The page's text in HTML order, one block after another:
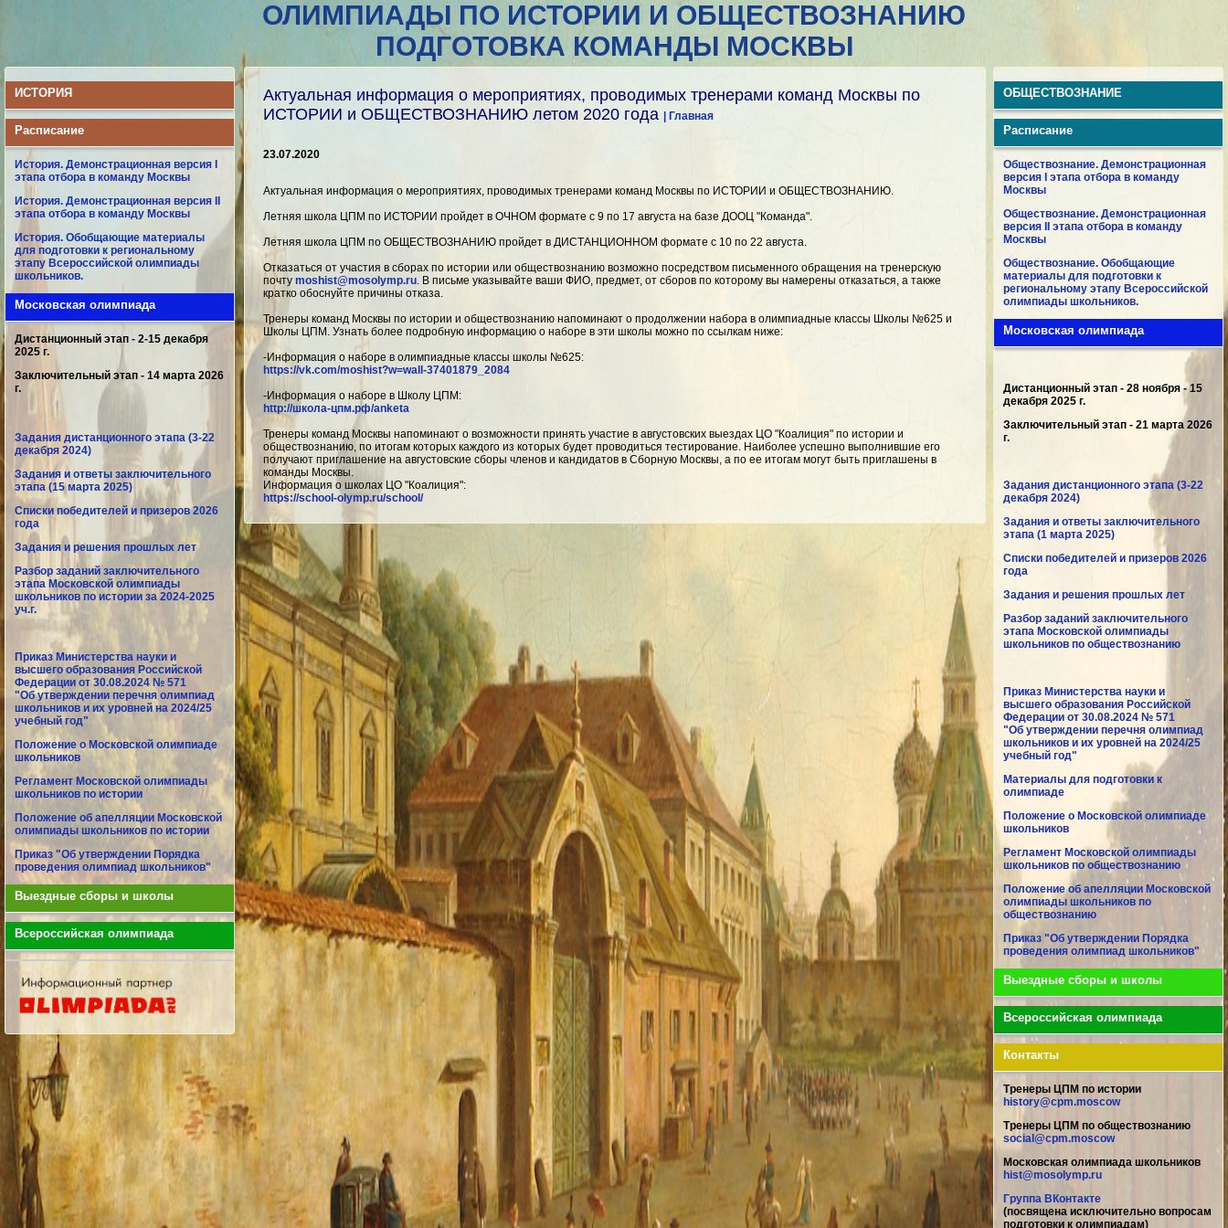
ОЛИМПИАДЫ ПО ИСТОРИИ И ОБЩЕСТВОЗНАНИЮ
ПОДГОТОВКА КОМАНДЫ МОСКВЫ
ИСТОРИЯ
Расписание
История. Демонстрационная версия I
этапа отбора в команду Москвы
История. Демонстрационная версия II
этапа отбора в команду Москвы
История. Обобщающие материалы
для подготовки к региональному
этапу Всероссийской олимпиады
школьников.
Московская олимпиада
Дистанционный этап - 2-15 декабря
2025 г.
Заключительный этап - 14 марта 2026
г.
Задания дистанционного этапа (3-22
декабря 2024)
Задания и ответы заключительного
этапа (15 марта 2025)
Списки победителей и призеров 2026
года
Задания и решения прошлых лет
Разбор заданий заключительного
этапа Московской олимпиады
школьников по истории за 2024-2025
уч.г.
Приказ Министерства науки и
высшего образования Российской
Федерации от 30.08.2024 № 571
"Об утверждении перечня олимпиад
школьников и их уровней на 2024/25
учебный год"
Положение о Московской олимпиаде
школьников
Регламент Московской олимпиады
школьников по истории
Положение об апелляции Московской
олимпиады школьников по истории
Приказ "Об утверждении Порядка
проведения олимпиад школьников"
Выездные сборы и школы
Всероссийская олимпиада
Актуальная информация о мероприятиях, проводимых тренерами команд Москвы по
ИСТОРИИ и ОБЩЕСТВОЗНАНИЮ летом 2020 года
| Главная
23.07.2020
Актуальная информация о мероприятиях, проводимых тренерами команд Москвы по ИСТОРИИ и ОБЩЕСТВОЗНАНИЮ.
Летняя школа ЦПМ по ИСТОРИИ пройдет в ОЧНОМ формате с 9 по 17 августа на базе ДООЦ "Команда".
Летняя школа ЦПМ по ОБЩЕСТВОЗНАНИЮ пройдет в ДИСТАНЦИОННОМ формате с 10 по 22 августа.
Отказаться от участия в сборах по истории или обществознанию возможно посредством письменного обращения на тренерскую
почту moshist@mosolymp.ru. В письме указывайте ваши ФИО, предмет, от сборов по которому вы намерены отказаться, а также
кратко обоснуйте причины отказа.
Тренеры команд Москвы по истории и обществознанию напоминают о продолжении набора в олимпиадные классы Школы №625 и
Школы ЦПМ. Узнать более подробную информацию о наборе в эти школы можно по ссылкам ниже:
-Информация о наборе в олимпиадные классы школы №625:
https://vk.com/moshist?w=wall-37401879_2084
-Информация о наборе в Школу ЦПМ:
http://школа-цпм.рф/anketa
Тренеры команд Москвы напоминают о возможности принять участие в августовских выездах ЦО "Коалиция" по истории и
обществознанию, по итогам которых каждого из которых будет проводиться тестирование. Наиболее успешно выполнившие его
получают приглашение на августовские сборы членов и кандидатов в Сборную Москвы, а по ее итогам могут быть приглашены в
команды Москвы.
Информация о школах ЦО "Коалиция":
https://school-olymp.ru/school/
ОБЩЕСТВОЗНАНИЕ
Расписание
Обществознание. Демонстрационная
версия I этапа отбора в команду
Москвы
Обществознание. Демонстрационная
версия II этапа отбора в команду
Москвы
Обществознание. Обобщающие
материалы для подготовки к
региональному этапу Всероссийской
олимпиады школьников.
Московская олимпиада
Дистанционный этап - 28 ноября - 15
декабря 2025 г.
Заключительный этап - 21 марта 2026
г.
Задания дистанционного этапа (3-22
декабря 2024)
Задания и ответы заключительного
этапа (1 марта 2025)
Списки победителей и призеров 2026
года
Задания и решения прошлых лет
Разбор заданий заключительного
этапа Московской олимпиады
школьников по обществознанию
Приказ Министерства науки и
высшего образования Российской
Федерации от 30.08.2024 № 571
"Об утверждении перечня олимпиад
школьников и их уровней на 2024/25
учебный год"
Материалы для подготовки к
олимпиаде
Положение о Московской олимпиаде
школьников
Регламент Московской олимпиады
школьников по обществознанию
Положение об апелляции Московской
олимпиады школьников по
обществознанию
Приказ "Об утверждении Порядка
проведения олимпиад школьников"
Выездные сборы и школы
Всероссийская олимпиада
Контакты
Тренеры ЦПМ по истории
history@cpm.moscow
Тренеры ЦПМ по обществознанию
social@cpm.moscow
Московская олимпиада школьников
hist@mosolymp.ru
Группа ВКонтакте
(посвящена исключительно вопросам
подготовки к олимпиадам)